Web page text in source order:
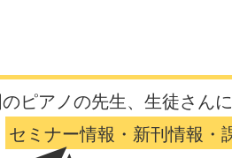
ピアノの先生、生徒さん
セミナー情報・新刊情報・